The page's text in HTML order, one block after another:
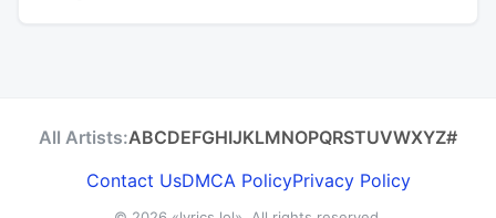
All Artists:ABCDEFGHIJKLMNOPQRSTUVWXYZ#
Contact UsDMCA PolicyPrivacy Policy